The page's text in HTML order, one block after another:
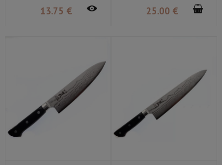
13.75 € 25.00 €